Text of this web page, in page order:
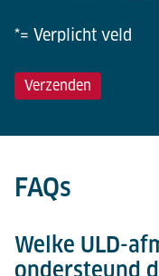
*= Verplicht veld
FAQs
Welke ULD-
ondersteund